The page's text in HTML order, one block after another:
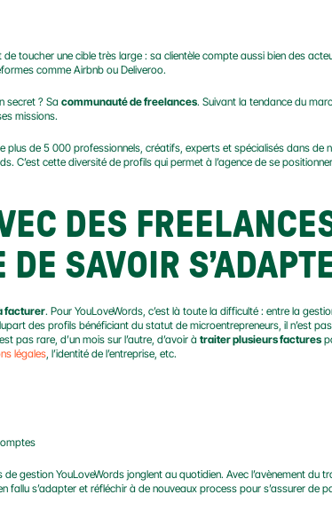
toucher une cible très large : sa clientèle compte aussi bien des
comme Airbnb ou Deliveroo.
secret ? Sa communauté de freelances. Suivant la tendance du
missions.
C’est cette diversité de profils qui permet à l’agence de se
DES
DE SAVOIR
facturer. Pour YouLoveWords, c’est là toute la difficulté : entre la
des profils bénéficiant du statut de microentrepreneurs, il n’est
pas rare, d’un mois sur l’autre, d’avoir à traiter plusieurs factures
légales, l’identité de l’entreprise, etc.
gestion YouLoveWords jonglent au quotidien. Avec l’avènement du
fallu s’adapter et réfléchir à de nouveaux process pour s’assurer de